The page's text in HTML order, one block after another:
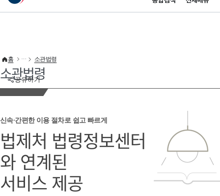
이 누리집은 대한민국 공식 전자정부 누리집입니다.
공유하기
홈 소관법령
소관법령
신속·간편한 이용 절차로 쉽고 빠르게
법제처 법령정보센터
와 연계된
서비스 제공